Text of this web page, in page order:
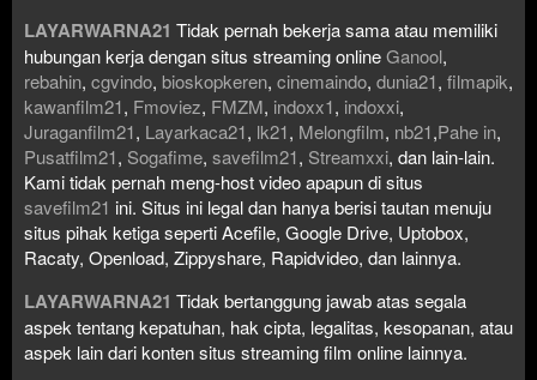
LAYARWARNA21 Tidak pernah bekerja sama atau memiliki
hubungan kerja dengan situs streaming onlineGanool,
rebahin, cgvindo, bioskopkeren, cinemaindo, dunia21, filmapik,
kawanfilm21, Fmoviez, FMZM, indoxx1, indoxxi,
Juraganfilm21, Layarkaca21, lk21, Melongfilm, nb21,Pahe in,
Pusatfilm21, Sogafime, savefilm21, Streamxxi, dan lain-lain.
Kami tidak pernah meng-host video apapun di situs
savefilm21 ini. Situs ini legal dan hanya berisi tautan menuju
situs pihak ketiga seperti Acefile, Google Drive, Uptobox,
Racaty, Openload, Zippyshare, Rapidvideo, dan lainnya.
LAYARWARNA21 Tidak bertanggung jawab atas segala
aspek tentang kepatuhan, hak cipta, legalitas, kesopanan, atau
aspek lain dari konten situs streaming film online lainnya.